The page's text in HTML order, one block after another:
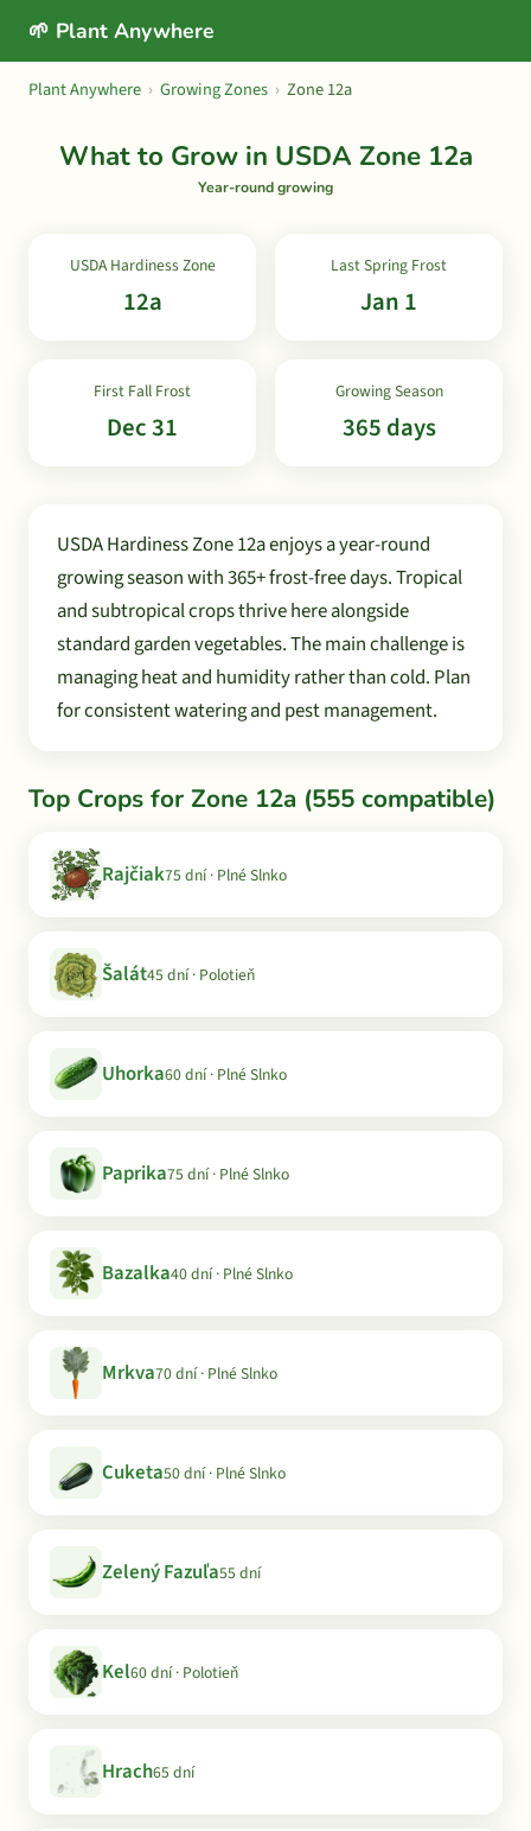
🌱 Plant Anywhere
Plant Anywhere › Growing Zones › Zone 12a
What to Grow in USDA Zone 12a
Year-round growing
USDA Hardiness Zone
12a
Last Spring Frost
Jan 1
First Fall Frost
Dec 31
Growing Season
365 days
USDA Hardiness Zone 12a enjoys a year-round
growing season with 365+ frost-free days. Tropical
and subtropical crops thrive here alongside
standard garden vegetables. The main challenge is
managing heat and humidity rather than cold. Plan
for consistent watering and pest management.
Top Crops for Zone 12a (555 compatible)
Rajčiak75 dní · Plné Slnko
Šalát45 dní · Polotieň
Uhorka60 dní · Plné Slnko
Paprika75 dní · Plné Slnko
Bazalka40 dní · Plné Slnko
Mrkva70 dní · Plné Slnko
Cuketa50 dní · Plné Slnko
Zelený Fazuľa55 dní
Kel60 dní · Polotieň
Hrach65 dní